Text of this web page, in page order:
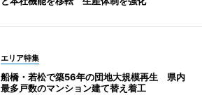
エリア特集
船橋・若松で築56年の団地大規模再生 県内
最多戸数のマンション建て替え着工